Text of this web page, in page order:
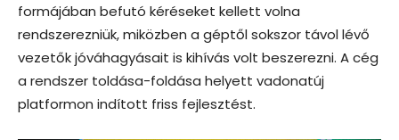
formájában befutó kéréseket kellett volna
rendszerezniük, miközben a géptől sokszor távol lévő
vezetők jóváhagyásait is kihívás volt beszerezni. A cég
a rendszer toldása-foldása helyett vadonatúj
platformon indított friss fejlesztést.